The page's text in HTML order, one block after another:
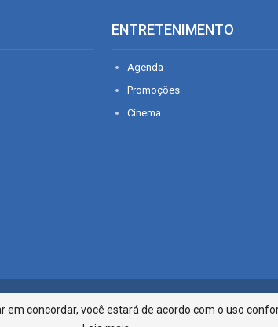
ENTRETENIMENTO
Agenda
Promoções
Cinema
Infonet - Rua Monsenhor Silveira
concordar, você estará de acordo com o uso